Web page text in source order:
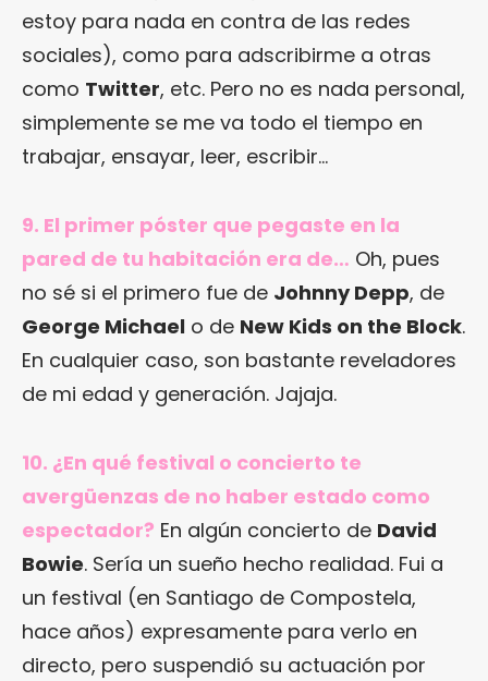
estoy para nada en contra de las redes
sociales), como para adscribirme a otras
como Twitter, etc. Pero no es nada personal,
simplemente se me va todo el tiempo en
trabajar, ensayar, leer, escribir…
9. El primer póster que pegaste en la
pared de tu habitación era de… Oh, pues
no sé si el primero fue de Johnny Depp, de
George Michael o de New Kids on the Block.
En cualquier caso, son bastante reveladores
de mi edad y generación. Jajaja.
10. ¿En qué festival o concierto te
avergüenzas de no haber estado como
espectador? En algún concierto de David
Bowie. Sería un sueño hecho realidad. Fui a
un festival (en Santiago de Compostela,
hace años) expresamente para verlo en
directo, pero suspendió su actuación por